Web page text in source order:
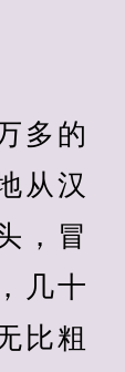
多的
从汉
，冒
几十
比粗